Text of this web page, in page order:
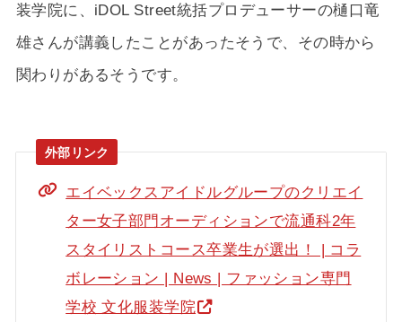
装学院に、iDOL Street統括プロデューサーの樋口竜
雄さんが講義したことがあったそうで、その時から
関わりがあるそうです。
エイベックスアイドルグループのクリエイ
ター女子部門オーディションで流通科2年
スタイリストコース卒業生が選出！ | コラ
ボレーション | News | ファッション専門
学校 文化服装学院